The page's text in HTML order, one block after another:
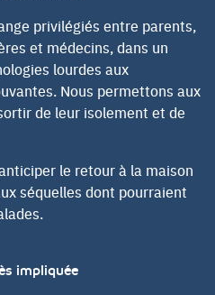
privilégiés entre parents,
et médecins, dans un
lourdes aux
Nous permettons aux
de leur isolement et de
le retour à la maison
séquelles dont pourraient
impliquée